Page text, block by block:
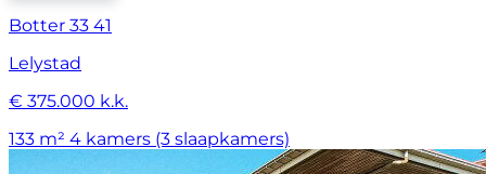
Botter 33 41
Lelystad
€ 375.000 k.k.
133 m² 4 kamers (3 slaapkamers)